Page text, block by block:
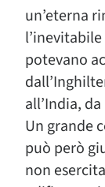
un’eterna
potevano
all’India,
Un grande
può però
non